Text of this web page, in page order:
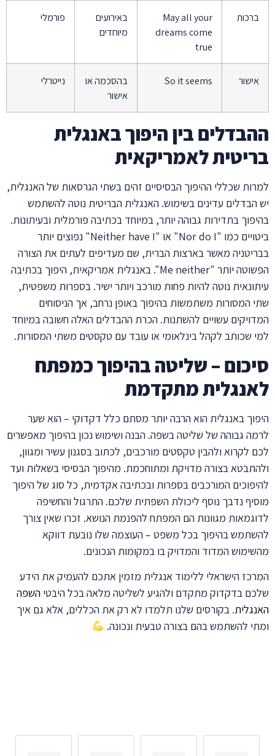
ברכות
May all your
dreams come
true
באירועים
מיוחדים
פורמלי
אישור So it seems
בהסכמה או
אישור
נייטרלי
ההבדלים בין היפוך באנגלית
בריטית לאמריקאית
למרות שכללי ההיפוך הבסיסיים זהים בשתי הגרסאות של האנגלית,
יש הבדלים עדינים בשימוש. האנגלית הבריטית נוטה להשתמש
בהיפוך בתדירות גבוהה יותר, במיוחד בכתיבה פורמלית ובעיתונות.
ביטויים כמו "Nor do I" או "Neither have I" נפוצים יותר
בבריטניה מאשר בארצות הברית, שם מעדיפים לעתים את הצורה
הפשוטה יותר "Me neither". באנגלית אמריקאית, היפוך בכתיבה
עיתונאית נוטה להיות פחות מורכב ויותר ישיר. בספרות משפטית,
שתי המסורות משתמשות בהיפוך באופן נרחב, אך הניסוחים
המדויקים עשויים להשתנות. הכרת ההבדלים האלה חשובה במיוחד
למי שכותב לקהל בינלאומי או עובד עם טקסטים משתי המסורות.
סיכום – שליטה בהיפוך כמפתח
לאנגלית מתקדמת
היפוך באנגלית הוא הרבה יותר מסתם כלל דקדוקי – הוא שער
לרמה גבוהה של שליטה בשפה. הבנה ושימוש נכון בהיפוך מאפשרים
לכם לקרוא ולהבין טקסטים מורכבים, לכתוב בסגנון עשיר ומגוון,
ולהתבטא בצורה מדויקת ומתוחכמת. מהיפוך הבסיסי בשאלות ועד
להיפוכים המורכבים בספרות ובכתיבה אקדמית, כל סוג של היפוך
מוסיף נדבך נוסף ליכולת השפתית שלכם. התרגול והחשיפה
לדוגמאות מגוונות הם המפתח להפנמת הנושא. זכרו שאין צורך
להשתמש בהיפוך בכל משפט – העוצמה שלו נובעת דווקא
מהשימוש המדוד והמדויק בו במקומות הנכונים.
המרכז הישראלי ללימוד אנגלית מזמין אתכם להעמיק את הידע
שלכם בדקדוק מתקדם ולהגיע לשליטה מלאה בכל היבטי השפה
האנגלית. בקורסים שלנו תלמדו לא רק את הכללים, אלא גם איך
ומתי להשתמש בהם בצורה טבעית ונכונה.